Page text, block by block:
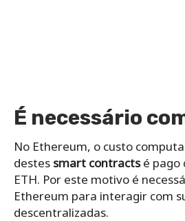
É necessário
No Ethereum, o custo
destes smart contractsé pago
ETH. Por este motivo é
Ethereum para interagir com
descentralizadas.